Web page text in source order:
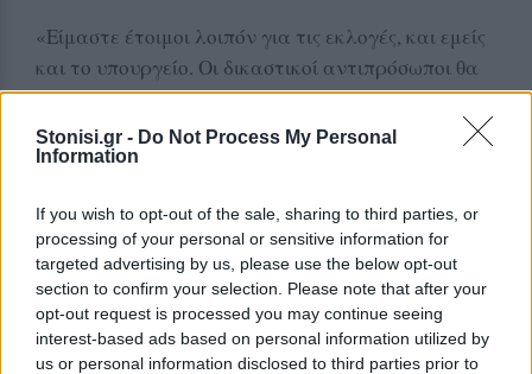
Stonisi.gr - Do Not Process My Personal
Information
If you wish to opt-out of the sale, sharing to third parties, or
processing of your personal or sensitive information for
targeted advertising by us, please use the below opt-out
section to confirm your selection. Please note that after your
opt-out request is processed you may continue seeing
interest-based ads based on personal information utilized by
us or personal information disclosed to third parties prior to
«Είμαστε έτοιμοι λοιπόν για τις εκλογές, και εμείς
και το υπουργείο. Οι δικαστικοί αντιπρόσωποι θα
αρχίσουν να παραλαμβάνουν από αύριο τα SRT,
να τα ενεργοποιούν, και εμείς να έχουμε την
εικόνα. Ελπίζουμε σε μια ομαλή διαδικασία»
Logic, Δημήτρης Μπακάκος, προσθέτοντας ότι οι
δικαστικοί αντιπρόσωποι έχουν μπροστά τους
«πάρα πολλή δουλειά, καθώς υπάρχουν δήμοι οι
οποίοι έχουν 500 υποψήφιους. Ελπίζουμε να πάνε
όλα καλά και να έχουμε γρήγορα αποτελέσματα».